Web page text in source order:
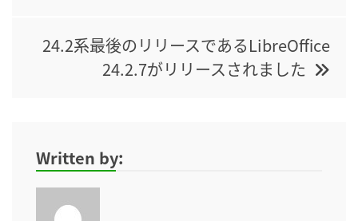
24.2系最後のリリースであるLibreOffice
24.2.7がリリースされました
Written by: